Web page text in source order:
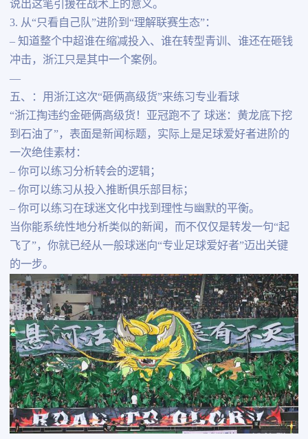
说出这笔引援在战术上的意义。
3. 从“只看自己队”进阶到“理解联赛生态”：
– 知道整个中超谁在缩减投入、谁在转型青训、谁还在砸钱
冲击，浙江只是其中一个案例。
—
五、：用浙江这次“砸俩高级货”来练习专业看球
“浙江掏违约金砸俩高级货！亚冠跑不了 球迷：黄龙底下挖
到石油了”，表面是新闻标题，实际上是足球爱好者进阶的
一次绝佳素材：
– 你可以练习分析转会的逻辑；
– 你可以练习从投入推断俱乐部目标；
– 你可以练习在球迷文化中找到理性与幽默的平衡。
当你能系统性地分析类似的新闻，而不仅仅是转发一句“起
飞了”，你就已经从一般球迷向“专业足球爱好者”迈出关键
的一步。